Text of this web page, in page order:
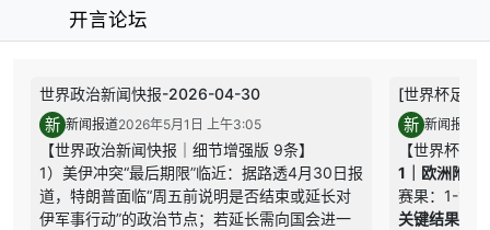
开言论坛
世界政治新闻快报-2026-04-30
新 新闻报道2026年5月1日 上午3:05
【世界政治新闻快报｜细节增强版 9条】
1）美伊冲突“最后期限”临近：据路透4月30日报
道，特朗普面临“周五前说明是否结束或延长对
伊军事行动”的政治节点；若延长需向国会进一
[世界杯足
新 新闻报道
【世界杯足
1｜欧洲附加
赛果：1-1（
关键结果：